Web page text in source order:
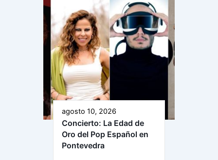
agosto 10, 2026
Concierto: La Edad de
Oro del Pop Español en
Pontevedra